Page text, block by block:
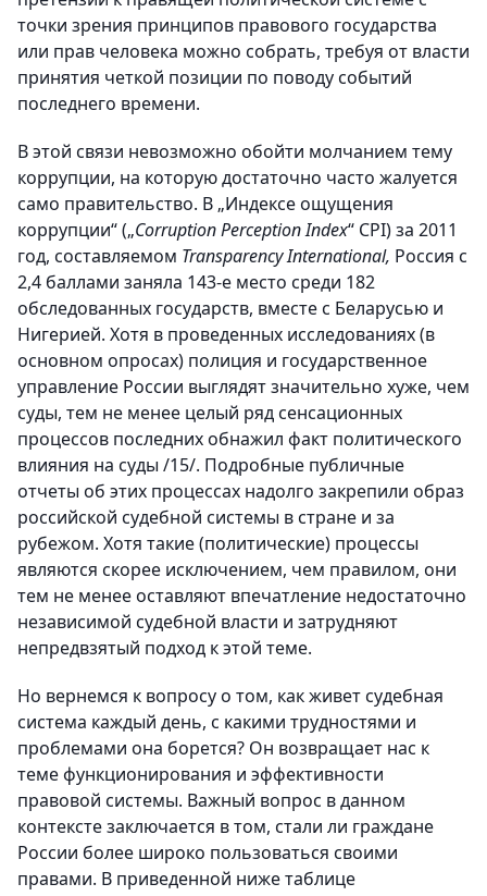
точки зрения принципов правового государства
или прав человека можно собрать, требуя от власти
принятия четкой позиции по поводу событий
последнего времени.
В этой связи невозможно обойти молчанием тему
коррупции, на которую достаточно часто жалуется
само правительство. В „Индексе ощущения
коррупции“ („Corruption Perception Index“ CPI) за 2011
год, составляемом Transparency International, Россия с
2,4 баллами заняла 143-е место среди 182
обследованных государств, вместе с Беларусью и
Нигерией. Хотя в проведенных исследованиях (в
основном опросах) полиция и государственное
управление России выглядят значительно хуже, чем
суды, тем не менее целый ряд сенсационных
процессов последних обнажил факт политического
влияния на суды /15/. Подробные публичные
отчеты об этих процессах надолго закрепили образ
российской судебной системы в стране и за
рубежом. Хотя такие (политические) процессы
являются скорее исключением, чем правилом, они
тем не менее оставляют впечатление недостаточно
независимой судебной власти и затрудняют
непредвзятый подход к этой теме.
Но вернемся к вопросу о том, как живет судебная
система каждый день, с какими трудностями и
проблемами она борется? Он возвращает нас к
теме функционирования и эффективности
правовой системы. Важный вопрос в данном
контексте заключается в том, стали ли граждане
России более широко пользоваться своими
правами. В приведенной ниже таблице